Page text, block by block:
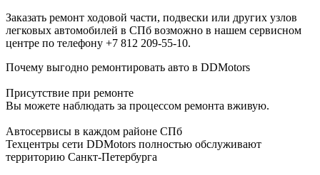
Заказать ремонт ходовой части, подвески или других узлов
легковых автомобилей в СПб возможно в нашем сервисном
центре по телефону +7 812 209-55-10.
Почему выгодно ремонтировать авто в DDMotors
Присутствие при ремонте
Вы можете наблюдать за процессом ремонта вживую.
Автосервисы в каждом районе СПб
Техцентры сети DDMotors полностью обслуживают
территорию Санкт-Петербурга